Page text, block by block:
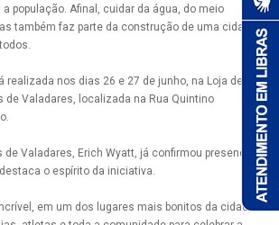
população. Afinal, cuidar da água, do meio
também faz parte da construção de uma cidade
realizada nos dias 26 e 27 de junho, na Loja de
de Valadares, localizada na Rua Quintino
Valadares, Erich Wyatt, já confirmou presença
o espírito da iniciativa.
em um dos lugares mais bonitos da cidade.